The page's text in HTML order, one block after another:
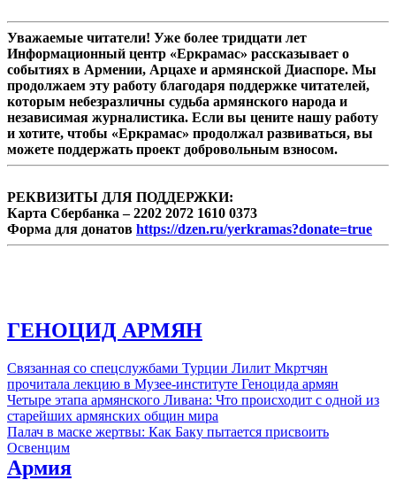
журналистами 30 июня лидер «Сильной
Армении» Самвел Карапетян.
Уважаемые читатели! Уже более тридцати лет
Информационный центр «Еркрамас» рассказывает о
событиях в Армении, Арцахе и армянской Диаспоре. Мы
продолжаем эту работу благодаря поддержке читателей,
которым небезразличны судьба армянского народа и
независимая журналистика. Если вы цените нашу работу
и хотите, чтобы «Еркрамас» продолжал развиваться, вы
можете поддержать проект добровольным взносом.
РЕКВИЗИТЫ ДЛЯ ПОДДЕРЖКИ:
Карта Сбербанка – 2202 2072 1610 0373
Форма для донатов https://dzen.ru/yerkramas?donate=true
ГЕНОЦИД АРМЯН
Связанная со спецслужбами Турции Лилит Мкртчян
прочитала лекцию в Музее-институте Геноцида армян
Четыре этапа армянского Ливана: Что происходит с одной из
старейших армянских общин мира
Палач в маске жертвы: Как Баку пытается присвоить
Освенцим
Армия